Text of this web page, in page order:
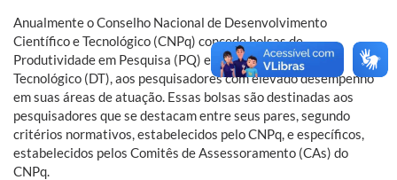
Anualmente o Conselho Nacional de Desenvolvimento
Científico e Tecnológico (CNPq) concede bolsas de
Produtividade em Pesquisa (PQ) e em Desenvolvimento
Tecnológico (DT), aos pesquisadores com elevado desempenho
em suas áreas de atuação. Essas bolsas são destinadas aos
pesquisadores que se destacam entre seus pares, segundo
critérios normativos, estabelecidos pelo CNPq, e específicos,
estabelecidos pelos Comitês de Assessoramento (CAs) do
CNPq.